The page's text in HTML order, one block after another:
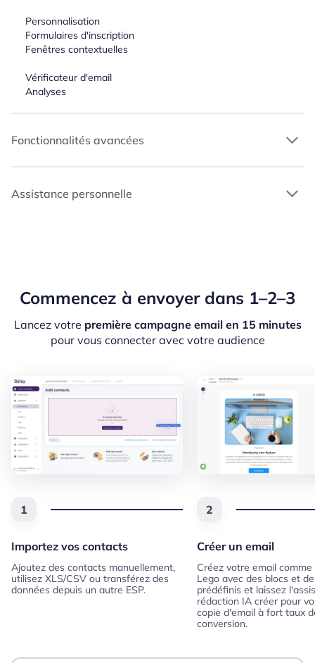
Personnalisation
Formulaires d'inscription
Fenêtres contextuelles
Vérificateur d'email
Analyses
Fonctionnalités avancées
Assistance personnelle
Commencez à envoyer dans 1–2–3
Lancez votre première campagne email en 15 minutes
pour vous connecter avec votre audience
1
Importez vos contacts
Ajoutez des contacts manuellement,
utilisez XLS/CSV ou transférez des
données depuis un autre ESP.
2
Créer un email
Créez votre email
Lego avec des blocs et
prédéfinis et laissez
rédaction IA créer pour
copie d'email à fort taux
conversion.